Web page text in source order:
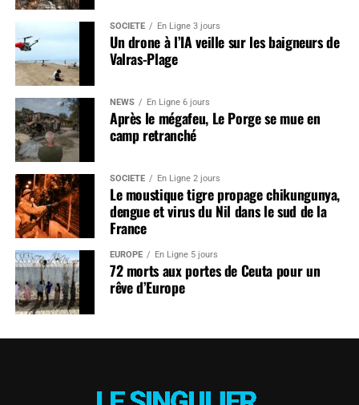
SOCIÉTÉ En Ligne 3 jours
Un drone à l’IA veille sur les baigneurs de
Valras-Plage
NEWS En Ligne 6 jours
Après le mégafeu, Le Porge se mue en
camp retranché
SOCIÉTÉ En Ligne 2 jours
Le moustique tigre propage chikungunya,
dengue et virus du Nil dans le sud de la
France
EUROPE En Ligne 5 jours
72 morts aux portes de Ceuta pour un
rêve d’Europe